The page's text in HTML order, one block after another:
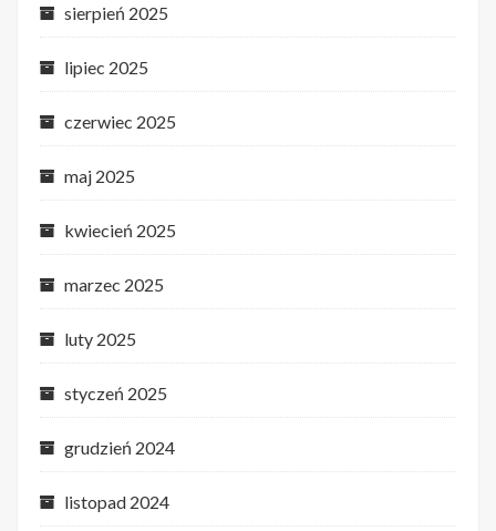
sierpień 2025
lipiec 2025
czerwiec 2025
maj 2025
kwiecień 2025
marzec 2025
luty 2025
styczeń 2025
grudzień 2024
listopad 2024